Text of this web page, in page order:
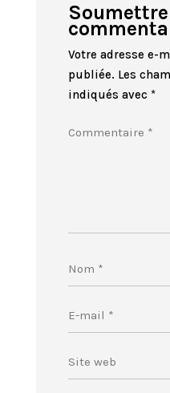
Votre adresse e-
publiée. Les
indiqués avec *